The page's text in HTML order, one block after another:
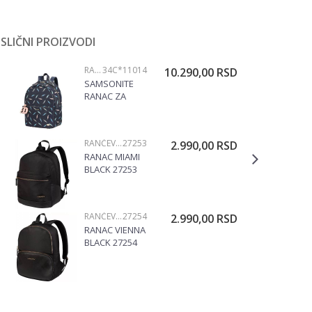
SLIČNI PROIZVODI
RANČEVI ZA SVAKI DAN34C*11014
SAMSONITE
RANAC ZA
10.290,00 RSD
RANČEVI ZA SVAKI DAN27253
RANAC MIAMI
BLACK 27253
2.990,00 RSD
RANČEVI ZA SVAKI DAN27254
RANAC VIENNA
BLACK 27254
2.990,00 RSD